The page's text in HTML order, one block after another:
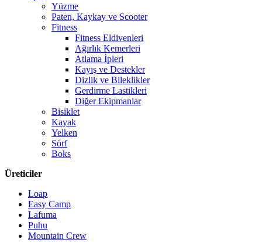
Yüzme
Paten, Kaykay ve Scooter
Fitness
Fitness Eldivenleri
Ağırlık Kemerleri
Atlama İpleri
Kayış ve Destekler
Dizlik ve Bileklikler
Gerdirme Lastikleri
Diğer Ekipmanlar
Bisiklet
Kayak
Yelken
Sörf
Boks
Üreticiler
Loap
Easy Camp
Lafuma
Puhu
Mountain Crew